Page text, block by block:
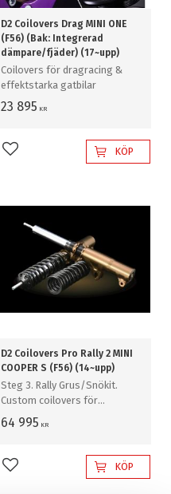
D2 Coilovers Drag MINI ONE
(F56) (Bak: Integrerad
dämpare/fjäder) (17~upp)
Coilovers för dragracing &
effektstarka gatbilar
23 895 KR
Lägg till i favoriterKÖP
D2 Coilovers Pro Rally 2 MINI
COOPER S (F56) (14~upp)
Steg 3. Rally Grus/Snökit.
Custom coilovers för
professionell rally grus/snö
64 995 KR
Lägg till i favoriterKÖP